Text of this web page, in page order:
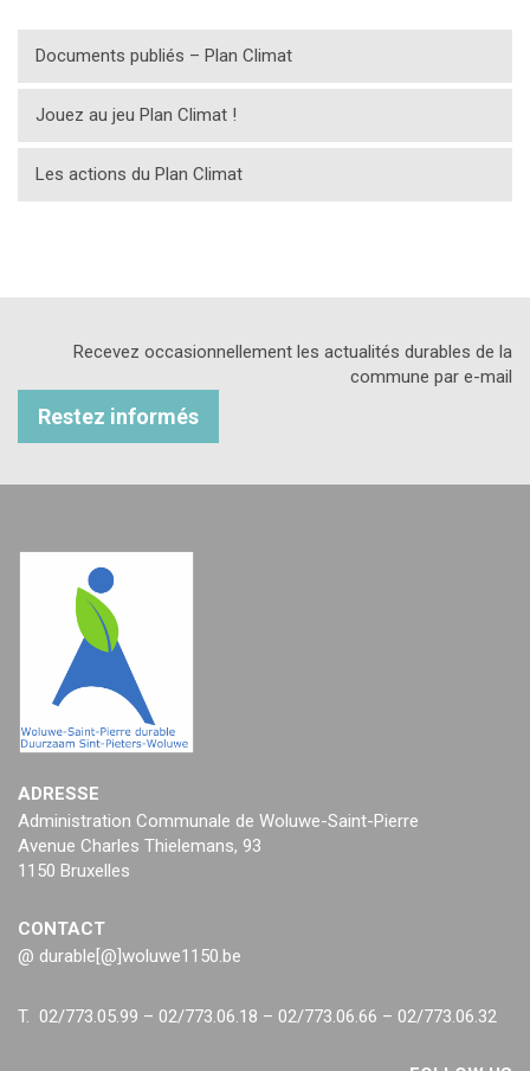
Documents publiés – Plan Climat
Jouez au jeu Plan Climat !
Les actions du Plan Climat
Recevez occasionnellement les actualités durables de la
commune par e-mail
Restez informés
ADRESSE
Administration Communale de Woluwe-Saint-Pierre
Avenue Charles Thielemans, 93
1150 Bruxelles
CONTACT
@ durable[@]woluwe1150.be
T. 02/773.05.99 – 02/773.06.18 – 02/773.06.66 – 02/773.06.32